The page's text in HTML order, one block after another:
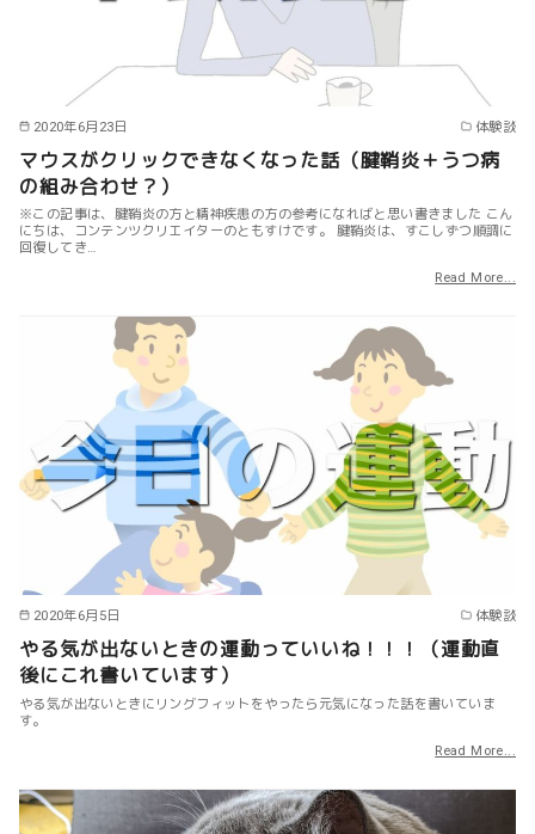
2020年6月23日 体験談
マウスがクリックできなくなった話（腱鞘炎＋うつ病
の組み合わせ？）
※この記事は、腱鞘炎の方と精神疾患の方の参考になればと思い書きました こん
にちは、コンテンツクリエイターのともすけです。 腱鞘炎は、すこしずつ順調に
回復してき…
Read More...
2020年6月5日 体験談
やる気が出ないときの運動っていいね！！！（運動直
後にこれ書いています）
やる気が出ないときにリングフィットをやったら元気になった話を書いていま
す。
Read More...